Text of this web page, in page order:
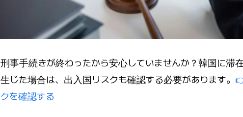
刑事手続きが終わったから安心していませんか？韓国に滞
生じた場合は、出入国リスクも確認する必要があります。
クを確認する